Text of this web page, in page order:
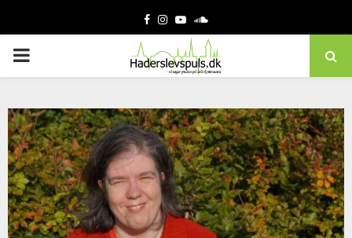
Facebook
Instagram
YoutubeSoundcloud
PRIMARY